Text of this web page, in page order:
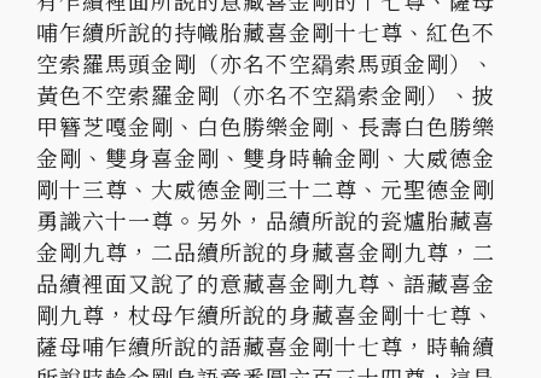
哺乍續所說的持幟胎藏喜金剛十七尊、紅色不
空索羅馬頭金剛（亦名不空羂索馬頭金剛）、
黃色不空索羅金剛（亦名不空羂索金剛）
、披
甲簪芝嘎金剛、白色勝樂金剛、長壽白色勝樂
金剛、 雙身喜金剛、雙身時輪金剛、大威德金
剛十三尊、 大威德金剛三十二尊、元聖德金剛
勇識六十一尊。另外， 品續所說的瓷爐胎藏喜
金剛九尊，二品續所說的身藏喜金剛九尊， 二
品續裡面又說了的意藏喜金剛九尊、語藏喜金
剛九尊， 杖母乍續所說的身藏喜金剛十七尊、
薩母哺乍續所說的語藏喜金剛十七尊， 時輪續